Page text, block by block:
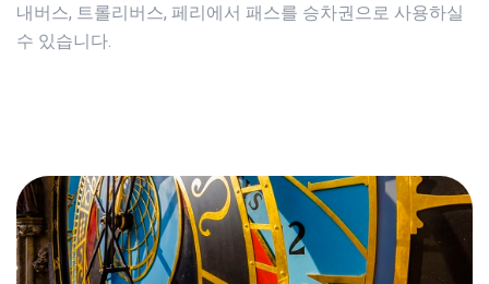
내버스, 트롤리버스, 페리에서 패스를 승차권으로 사용하실
수 있습니다.